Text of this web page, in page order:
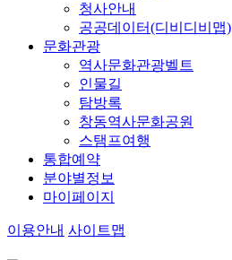
청사안내
공공데이터(디비디비맵)
문화관광
역사문화관광벨트
인물길
탐방록
창동역사문화공원
스탬프여행
통합예약
분야별정보
마이페이지
이용안내 사이트맵